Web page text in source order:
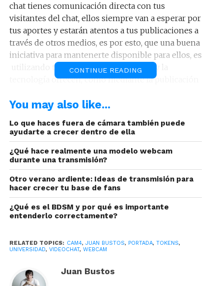
chat tienes comunicación directa con tus
visitantes del chat, ellos siempre van a esperar por
tus aportes y estarán atentos a tus publicaciones a
través de otros medios, es por esto, que una buena
iniciativa para mantenerte disponible para ellos, es
utilizando todos medios que internet y la
tecnología ofrecen, como mediante la publicación
disfrutar de los avances que das.
Lea también: Ser modelo webcam es como trabajar
en Google
Pensar en que los seguidores puedan probar
nuevas formas de estar en contacto con tus
publicaciones les ofrecerá otras maneras de
conocerte, de disfrutar de tus shows y ampliará el
rango de opciones que ofreces para tus visitantes
en la sala. Sin embargo, tal vez esto te haga pensar
febrero a las 2:00 p.m.la reconocida modelo
colombiana FloraBella, conocida en la red social
CONTINUE READING
You may also like...
Lo que haces fuera de cámara también puede
ayudarte a crecer dentro de ella
¿Qué hace realmente una modelo webcam
durante una transmisión?
Otro verano ardiente: Ideas de transmisión para
hacer crecer tu base de fans
¿Qué es el BDSM y por qué es importante
entenderlo correctamente?
RELATED TOPICS: CAM4, JUAN BUSTOS, PORTADA, TOKENS,
UNIVERSIDAD, VIDEOCHAT, WEBCAM
Juan Bustos